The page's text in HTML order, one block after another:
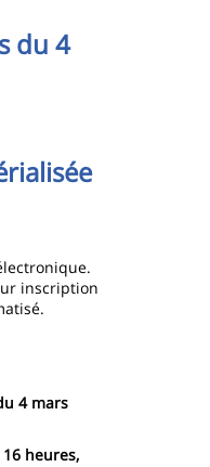
du 4
inscription
4 mars
16 heures,